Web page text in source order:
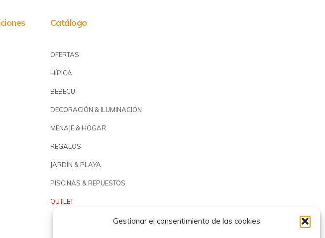
Gestionar el consentimiento de las cookies
Catálogo
OFERTAS
HÍPICA
BEBECU
DECORACIÓN & ILUMINACIÓN
MENAJE & HOGAR
REGALOS
JARDÍN & PLAYA
PISCINAS & REPUESTOS
OUTLET